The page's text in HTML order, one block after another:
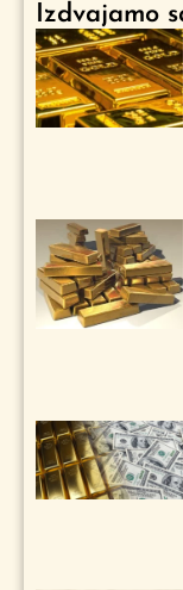
Izdvajamo